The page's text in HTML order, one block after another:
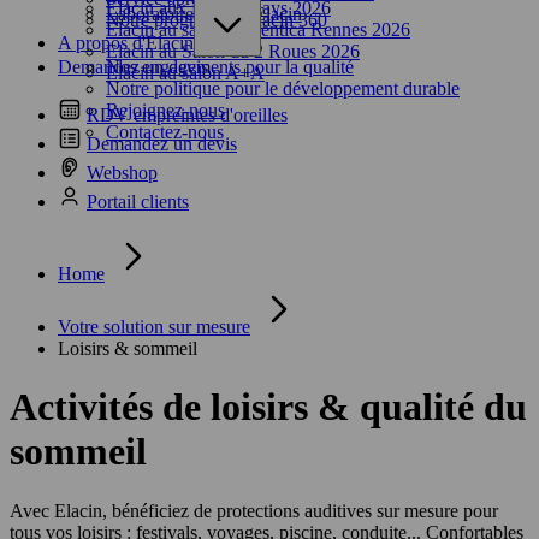
Notre programme Elacin 360
Laboratoire sonore Elacin
Elacin aux Harley Days 2026
Elacin au salon Préventica Rennes 2026
Elacin au Salon du 2 Roues 2026
Elacin au salon A+A
A propos d'Elacin
Nos engagements pour la qualité
Notre politique pour le développement durable
Rejoignez-nous
Contactez-nous
Demandez un devis
RDV empreintes d'oreilles
Demandez un devis
Webshop
Portail clients
Home
Votre solution sur mesure
Loisirs & sommeil
Activités de loisirs & qualité du
sommeil
Avec Elacin, bénéficiez de protections auditives sur mesure pour
tous vos loisirs : festivals, voyages, piscine, conduite... Confortables